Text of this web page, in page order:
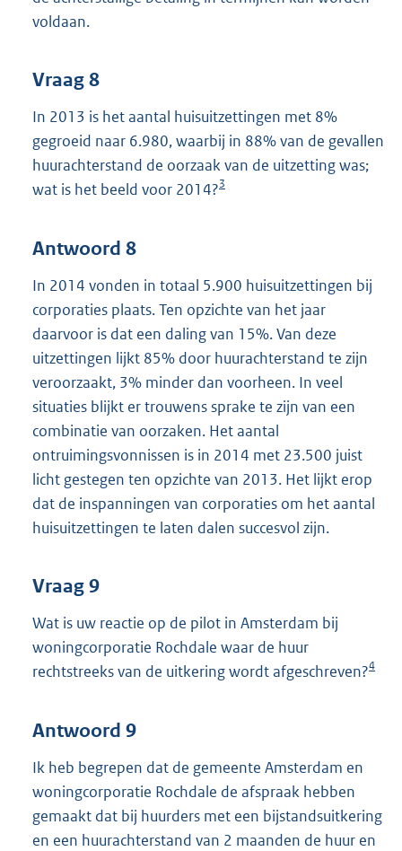
voldaan.
Vraag 8
In 2013 is het aantal huisuitzettingen met 8%
gegroeid naar 6.980, waarbij in 88% van de gevallen
huurachterstand de oorzaak van de uitzetting was;
wat is het beeld voor 2014?3
Antwoord 8
In 2014 vonden in totaal 5.900 huisuitzettingen bij
corporaties plaats. Ten opzichte van het jaar
daarvoor is dat een daling van 15%. Van deze
uitzettingen lijkt 85% door huurachterstand te zijn
veroorzaakt, 3% minder dan voorheen. In veel
situaties blijkt er trouwens sprake te zijn van een
combinatie van oorzaken. Het aantal
ontruimingsvonnissen is in 2014 met 23.500 juist
licht gestegen ten opzichte van 2013. Het lijkt erop
dat de inspanningen van corporaties om het aantal
huisuitzettingen te laten dalen succesvol zijn.
Vraag 9
Wat is uw reactie op de pilot in Amsterdam bij
woningcorporatie Rochdale waar de huur
rechtstreeks van de uitkering wordt afgeschreven?4
Antwoord 9
Ik heb begrepen dat de gemeente Amsterdam en
woningcorporatie Rochdale de afspraak hebben
gemaakt dat bij huurders met een bijstandsuitkering
en een huurachterstand van 2 maanden de huur en